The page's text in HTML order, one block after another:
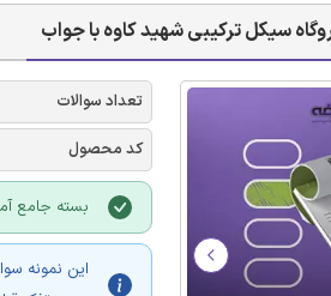
سیکل ترکیبی شهید کاوه با جواب
تعداد سوالات
کد محصول
بسته جامع
این نمونه